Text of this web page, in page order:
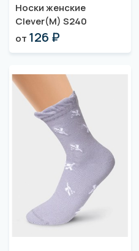
Носки женские
Clever(M) S240
от 126 ₽